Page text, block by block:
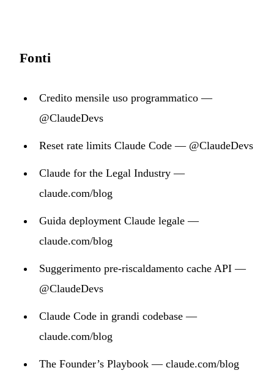
Fonti
Credito mensile uso programmatico —
@ClaudeDevs
Reset rate limits Claude Code — @ClaudeDevs
Claude for the Legal Industry —
claude.com/blog
Guida deployment Claude legale —
claude.com/blog
Suggerimento pre-riscaldamento cache API —
@ClaudeDevs
Claude Code in grandi codebase —
claude.com/blog
The Founder’s Playbook — claude.com/blog